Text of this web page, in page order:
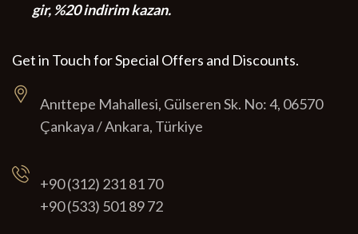
gir, %20 indirim kazan.
Get in Touch for Special Offers and Discounts.
Anıttepe Mahallesi, Gülseren Sk. No: 4, 06570
Çankaya / Ankara, Türkiye
+90 (312) 231 81 70
+90 (533) 501 89 72